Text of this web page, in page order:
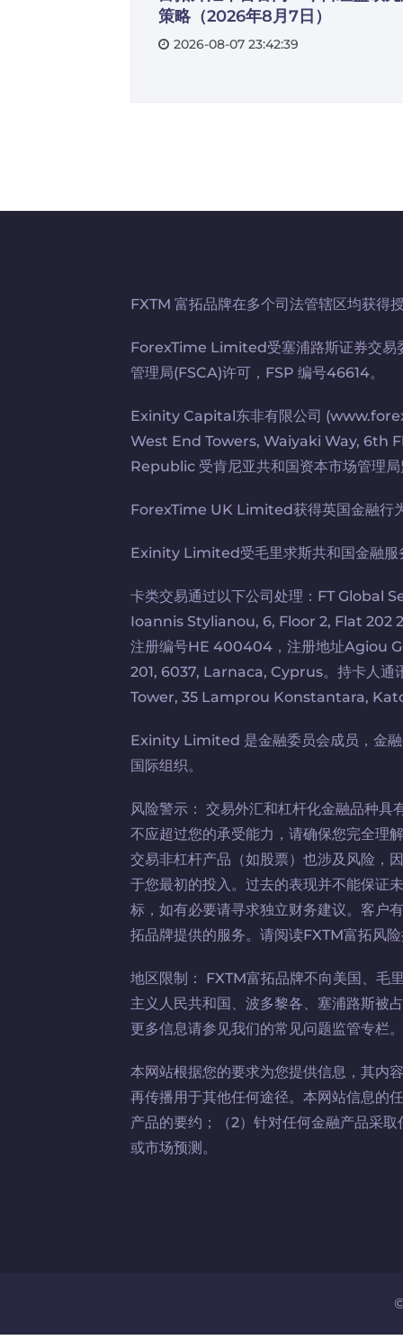
策略（2026年8月7日）
2026-08-07 23:42:39
FXTM 富拓品牌在多个司法管辖区均获得
ForexTime Limited受塞浦路斯证券交易
管理局(FSCA)许可，FSP 编号46614。
Exinity Capital东非有限公司
West End Towers, Waiyaki Way, 6th
Republic 受肯尼亚共和国资本市场管理
ForexTime UK Limited获得英国金融行
Exinity Limited受毛里求斯共和国金融服
卡类交易通过以下公司处理：FT Global
Ioannis Stylianou, 6, Floor 2, Flat 202
注册编号HE 400404，注册地址
201, 6037, Larnaca, Cyprus。持卡人
Tower, 35 Lamprou Konstantara,
Exinity Limited 是金融委员会成员，金融
国际组织。
风险警示： 交易外汇和杠杆化金融品种
不应超过您的承受能力，请确保您完全理
交易非杠杆产品（如股票）也涉及风险，
于您最初的投入。过去的表现并不能保证
标，如有必要请寻求独立财务建议。客户
拓品牌提供的服务。请阅读FXTM富拓风
地区限制： FXTM富拓品牌不向美国、毛
主义人民共和国、波多黎各、塞浦路斯被
更多信息请参见我们的常见问题监管专栏。
本网站根据您的要求为您提供信息，其内
再传播用于其他任何途径。本网站信息的
产品的要约；（2）针对任何金融产品采
或市场预测。